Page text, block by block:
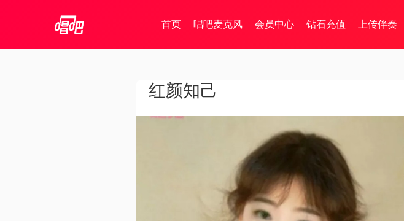
首页 唱吧麦克风 会员中心 钻石充值 上传伴奏
红颜知己